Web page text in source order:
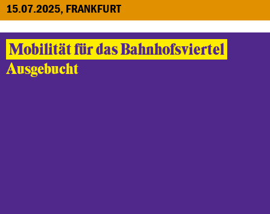
15.07.2025, FRANKFURT
Mobilität für das Bahnhofsviertel
Ausgebucht